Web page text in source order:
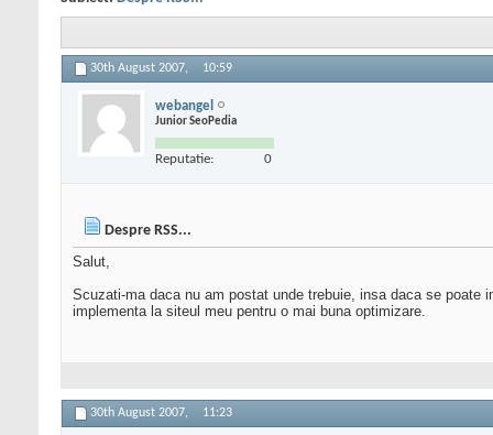
30th August 2007, 10:59
webangel
Junior SeoPedia
Reputatie: 0
Despre RSS...
Salut,
Scuzati-ma daca nu am postat unde trebuie, insa daca se
implementa la siteul meu pentru o mai buna optimizare.
30th August 2007, 11:23